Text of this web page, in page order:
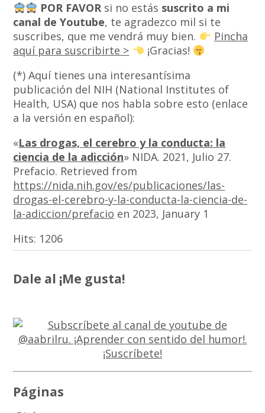
POR FAVOR si no estás suscrito a mi
canal de Youtube, te agradezco mil si te
suscribes, que me vendrá muy bien.
Pincha
aquí para suscribirte >
¡Gracias!
(*) Aquí tienes una interesantísima
publicación del NIH (National Institutes of
Health, USA) que nos habla sobre esto (enlace
a la versión en español):
«Las drogas, el cerebro y la conducta: la
ciencia de la adicción» NIDA. 2021, Julio 27.
Prefacio. Retrieved from
https://nida.nih.gov/es/publicaciones/las-
drogas-el-cerebro-y-la-conducta-la-ciencia-de-
la-adiccion/prefacio en 2023, January 1
Hits: 1206
Dale al ¡Me gusta!
Páginas